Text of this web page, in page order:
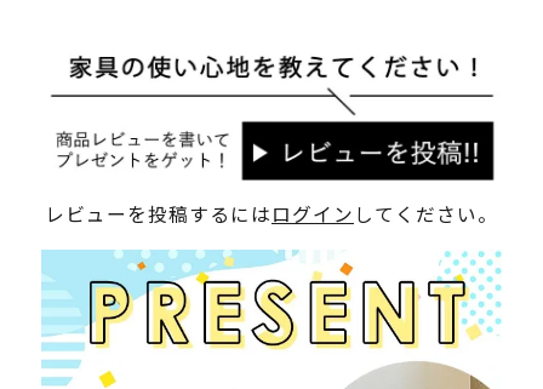
レビューを投稿するにはログイン してください。